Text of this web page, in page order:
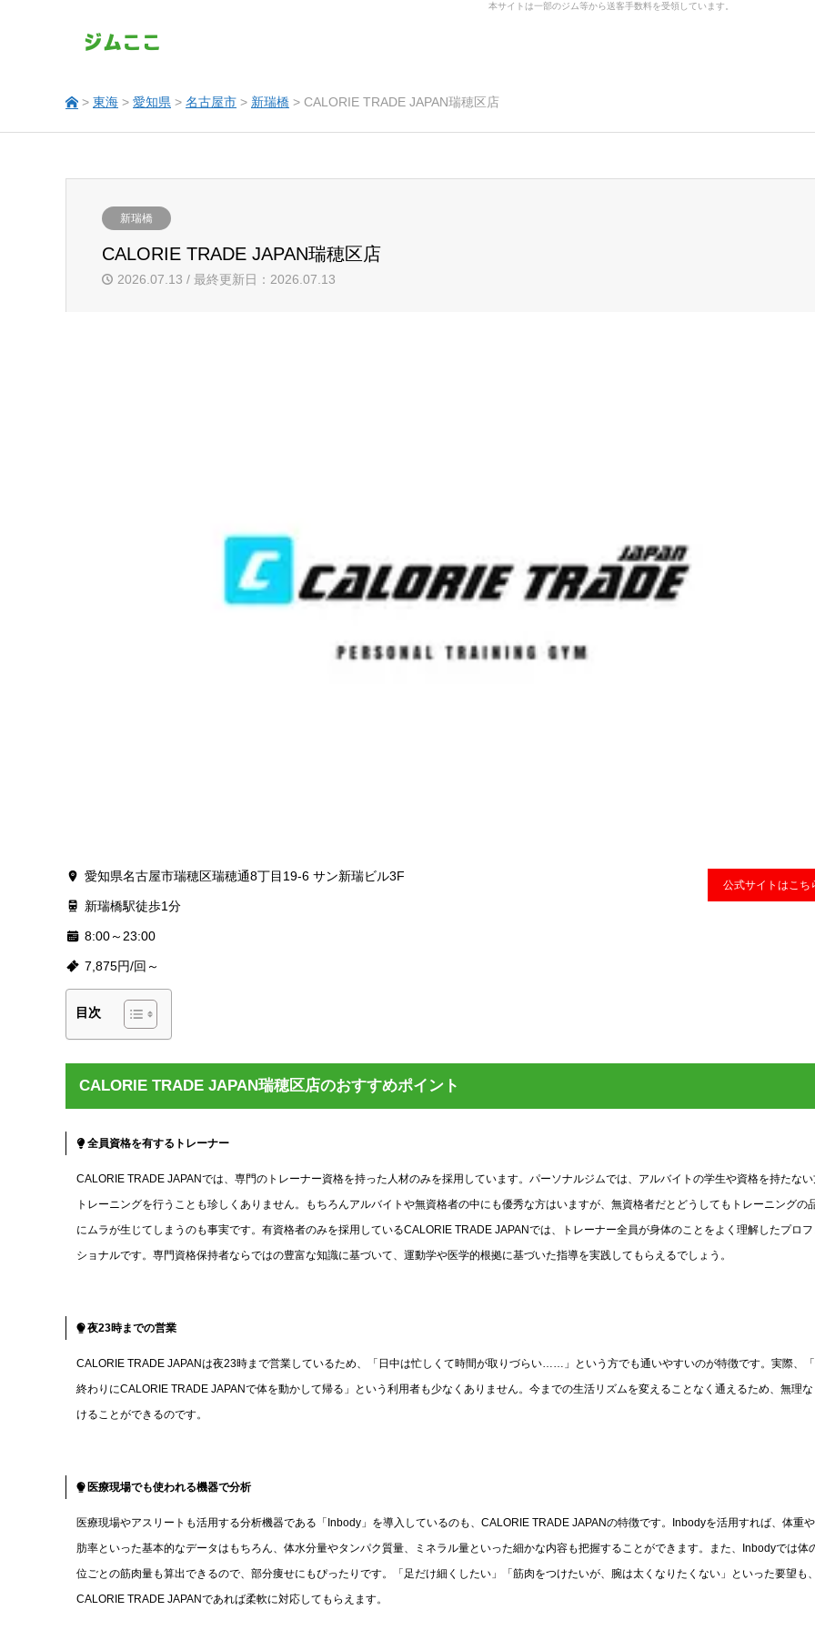
本サイトは一部のジム等から送客手数料を受領しています。
> 東海 > 愛知県 > 名古屋市 > 新瑞橋 > CALORIE TRADE JAPAN瑞穂区店
新瑞橋
CALORIE TRADE JAPAN瑞穂区店
2026.07.13 / 最終更新日：2026.07.13
愛知県名古屋市瑞穂区瑞穂通8丁目19-6 サン新瑞ビル3F
新瑞橋駅徒歩1分
8:00～23:00
7,875円/回～
公式サイトはこち
目次
CALORIE TRADE JAPAN瑞穂区店のおすすめポイント
全員資格を有するトレーナー
CALORIE TRADE JAPANでは、専門のトレーナー資格を持った人材のみを採用しています。パーソナルジムでは、アルバイトの学生や資格を持たな
トレーニングを行うことも珍しくありません。もちろんアルバイトや無資格者の中にも優秀な方はいますが、無資格者だとどうしてもトレーニングの
にムラが生じてしまうのも事実です。有資格者のみを採用しているCALORIE TRADE JAPANでは、トレーナー全員が身体のことをよく理解したプロフ
ショナルです。専門資格保持者ならではの豊富な知識に基づいて、運動学や医学的根拠に基づいた指導を実践してもらえるでしょう。
夜23時までの営業
CALORIE TRADE JAPANは夜23時まで営業しているため、「日中は忙しくて時間が取りづらい……」という方でも通いやすいのが特徴です。実際、
終わりにCALORIE TRADE JAPANで体を動かして帰る」という利用者も少なくありません。今までの生活リズムを変えることなく通えるため、無理
けることができるのです。
医療現場でも使われる機器で分析
医療現場やアスリートも活用する分析機器である「Inbody」を導入しているのも、CALORIE TRADE JAPANの特徴です。Inbodyを活用すれば、体重
肪率といった基本的なデータはもちろん、体水分量やタンパク質量、ミネラル量といった細かな内容も把握することができます。また、Inbodyでは体
位ごとの筋肉量も算出できるので、部分痩せにもぴったりです。「足だけ細くしたい」「筋肉をつけたいが、腕は太くなりたくない」といった要望も、
CALORIE TRADE JAPANであれば柔軟に対応してもらえます。